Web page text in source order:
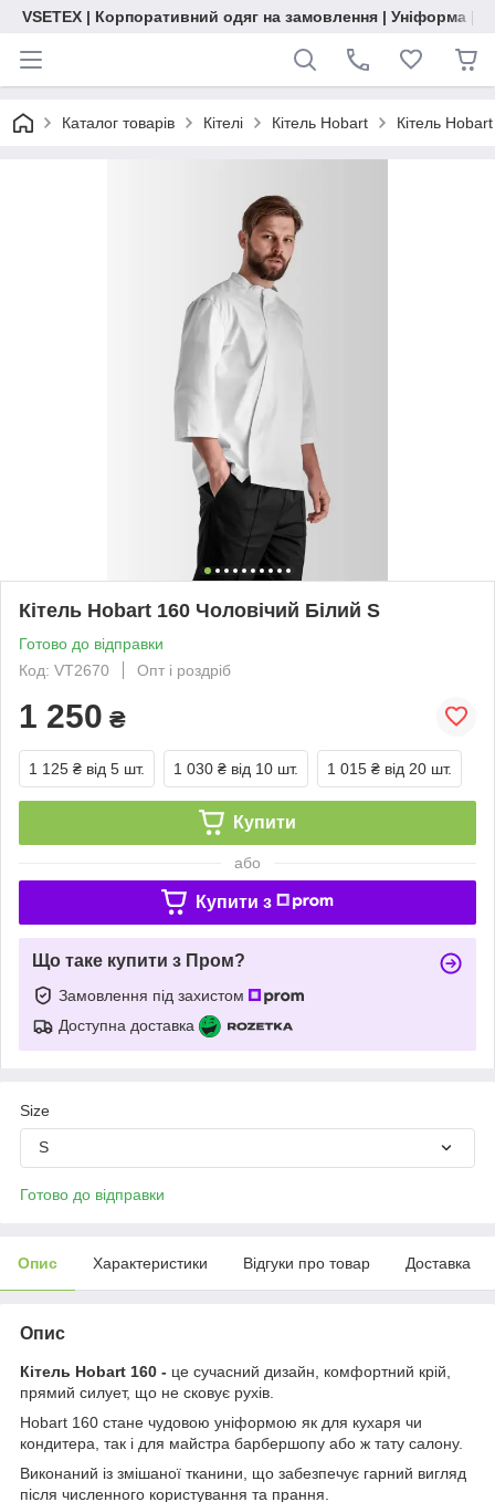
VSETEX | Корпоративний одяг на замовлення | Уніформа |
Каталог товарів Кітелі Кітель Hobart Кітель
Кітель Hobart 160 Чоловічий Білий S
Готово до відправки
Код: VT2670
Опт і роздріб
1 250 ₴
1 125 ₴ від 5 шт. 1 030 ₴ від 10 шт. 1 015 ₴ від 20 шт.
Купити
або
Купити з
Що таке купити з Пром?
Замовлення під захистом
Доступна доставка
Size
S
Готово до відправки
Опис Характеристики Відгуки про товар Доставка
Опис
Кітель Hobart 160 - це сучасний дизайн, комфортний крій,
прямий силует, що не сковує рухів.
Hobart 160 стане чудовою уніформою як для кухаря чи
кондитера, так і для майстра барбершопу або ж тату салону.
Виконаний із змішаної тканини, що забезпечує гарний вигляд
після численного користування та прання.